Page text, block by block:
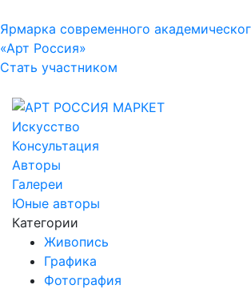
Ярмарка современного
«Арт Россия»
Стать участником
Искусство
Консультация
Авторы
Галереи
Юные авторы
Категории
Живопись
Графика
Фотография